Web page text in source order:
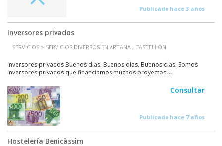
Publicado hace 3 años
Inversores privados
SERVICIOS > SERVICIOS DIVERSOS EN ARTANA , CASTELLÓN
inversores privados Buenos dias. Buenos dias. Buenos dias. Somos
inversores privados que financiamos muchos proyectos....
Consultar
Publicado hace 7 años
Hostelería Benicàssim